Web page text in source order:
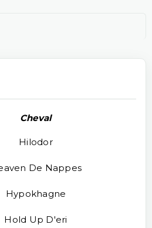
Cheval
Hilodor
De Nappes
Hypokhagne
Hold Up D'eri